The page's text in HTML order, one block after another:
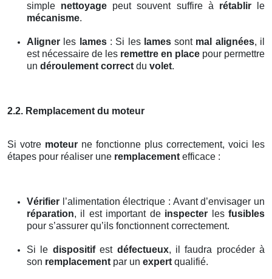
simple nettoyage peut souvent suffire à rétablirle
mécanisme.
Aligner les lames: Si les lamessont mal alignées, il
est nécessaire de les remettre en place pour permettre
un déroulement correct du volet.
2.2. Remplacement du moteur
Si votre moteur ne fonctionne plus correctement, voici les
étapes pour réaliser une remplacement efficace :
Vérifier l’alimentation électrique : Avant d’envisager un
réparation, il est important de inspecter lesfusibles
pour s’assurer qu’ils fonctionnent correctement.
Si le dispositifest défectueux, il faudra procéder à
son remplacement par un expert qualifié.